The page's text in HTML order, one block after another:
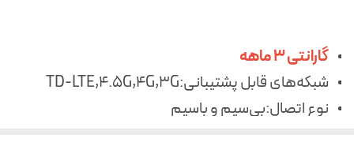
گارانتی 3 ماهه
شبکه‌های قابل پشتیبانی:TD-LTE,4.5G,4G,3G
نوع اتصال:بی‌سیم و باسیم